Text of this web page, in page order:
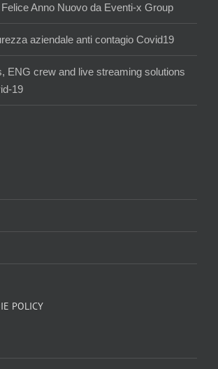
Anno Nuovo da Eventi-x Group
aziendale anti contagio Covid19
ENG crew and live streaming solutions
19
POLICY